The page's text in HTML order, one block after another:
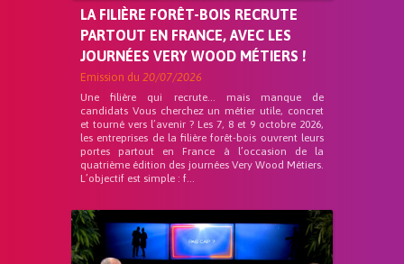
LA FILIÈRE FORÊT-BOIS RECRUTE
PARTOUT EN FRANCE, AVEC LES
JOURNÉES VERY WOOD MÉTIERS !
Emission du 20/07/2026
Une filière qui recrute… mais manque de
candidats Vous cherchez un métier utile, concret
et tourné vers l’avenir ? Les 7, 8 et 9 octobre 2026,
les entreprises de la filière forêt-bois ouvrent leurs
portes partout en France à l’occasion de la
quatrième édition des journées Very Wood Métiers.
L’objectif est simple : f...